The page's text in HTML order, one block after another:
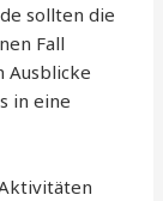
sollten die
Fall
Ausblicke
in eine